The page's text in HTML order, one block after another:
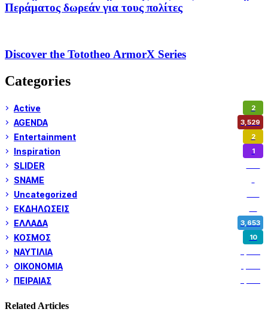
Περάματος δωρεάν για τους πολίτες
Discover the Tototheo ArmorX Series
Categories
Active 2
AGENDA 3,529
Entertainment 2
Inspiration 1
SLIDER
SNAME
Uncategorized
ΕΚΔΗΛΩΣΕΙΣ
ΕΛΛΑΔΑ 3,653
ΚΟΣΜΟΣ 10
ΝΑΥΤΙΛΙΑ
ΟΙΚΟΝΟΜΙΑ
ΠΕΙΡΑΙΑΣ
Related Articles